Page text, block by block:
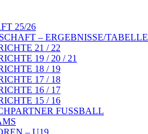
25/26
– ERGEBNISSE/TABELLE
21 / 22
19 / 20 / 21
18 / 19
17 / 18
16 / 17
15 / 16
FUSSBALL
– U19